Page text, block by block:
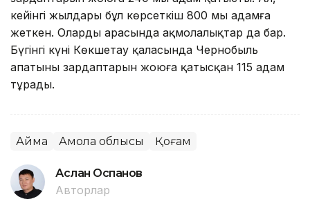
кейінгі жылдары бұл көрсеткіш 800 мың адамға
жеткен. Олардың арасында ақмолалықтар да бар.
Бүгінгі күні Көкшетау қаласында Чернобыль
апатының зардаптарын жоюға қатысқан 115 адам
тұрады.
Аймақ Ақмола облысы Қоғам
Аслан Оспанов
Авторлар